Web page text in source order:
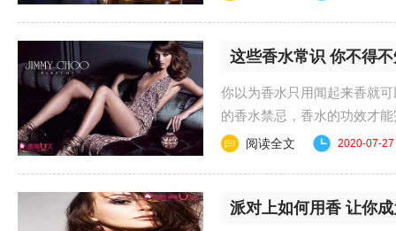
这些香水常识 你不得
你以为香水只用闻起来香就
的香水禁忌，香水的功效才
阅读全文 2020-07-27
派对上如何用香 让你